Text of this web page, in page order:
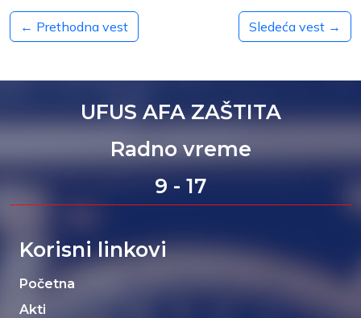
← Prethodna vest Sledeća vest →
UFUS AFA ZAŠTITA
Radno vreme
9 - 17
Korisni linkovi
Početna
Akti